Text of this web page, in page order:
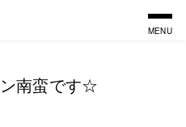
MENU
南蛮です☆